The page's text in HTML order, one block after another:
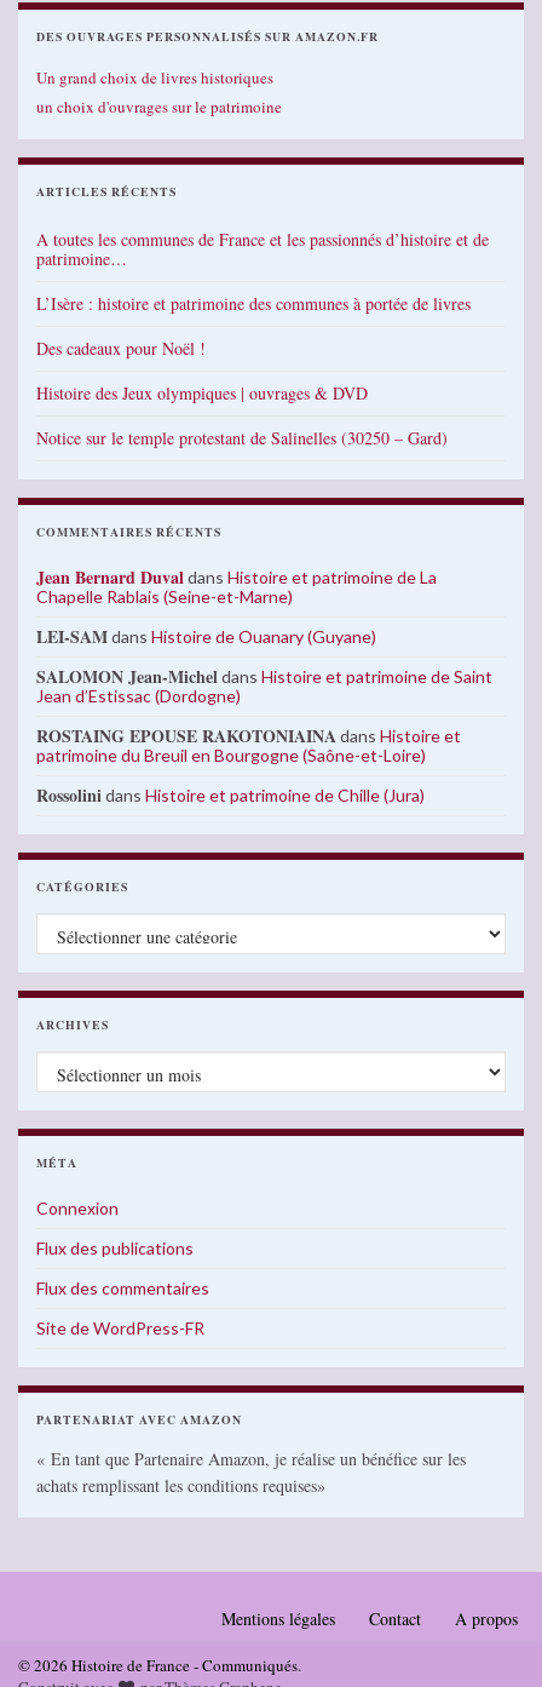
DES OUVRAGES PERSONNALISÉS SUR AMAZON.FR
Un grand choix de livres historiques
un choix d'ouvrages sur le patrimoine
ARTICLES RÉCENTS
A toutes les communes de France et les passionnés d’histoire et de
patrimoine…
L’Isère : histoire et patrimoine des communes à portée de livres
Des cadeaux pour Noël !
Histoire des Jeux olympiques | ouvrages & DVD
Notice sur le temple protestant de Salinelles (30250 – Gard)
COMMENTAIRES RÉCENTS
Jean Bernard Duvaldans Histoire et patrimoine de La
Chapelle Rablais (Seine-et-Marne)
LEI-SAMdans Histoire de Ouanary (Guyane)
SALOMON Jean-Micheldans Histoire et patrimoine de Saint
Jean d’Estissac (Dordogne)
ROSTAING EPOUSE RAKOTONIAINAdans Histoire et
patrimoine du Breuil en Bourgogne (Saône-et-Loire)
Rossolinidans Histoire et patrimoine de Chille (Jura)
CATÉGORIES
Catégories
ARCHIVES
Archives
MÉTA
Connexion
Flux des publications
Flux des commentaires
Site de WordPress-FR
PARTENARIAT AVEC AMAZON
« En tant que Partenaire Amazon, je réalise un bénéfice sur les
achats remplissant les conditions requises»
Mentions légales Contact A propos
© 2026 Histoire de France - Communiqués.